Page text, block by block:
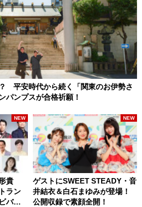
平安時代から続く「関東のお伊勢さ
パンプスが合格祈願！
貴
ラン
バリ
NEW
ゲストにSWEET STEADY・音
井結衣＆白石まゆみが登場！
公開収録で素顔全開！
NEW